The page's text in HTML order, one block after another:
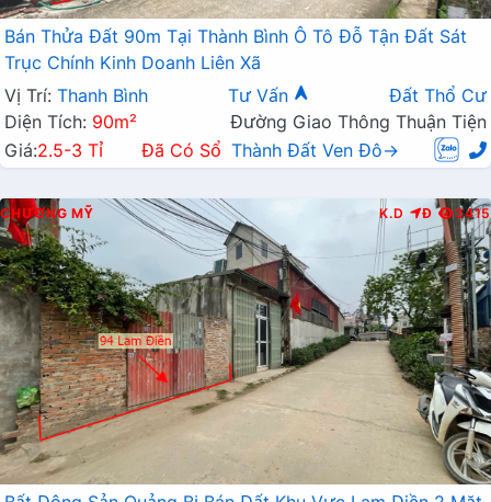
Bán Thửa Đất 90m Tại Thành Bình Ô Tô Đỗ Tận Đất Sát
Trục Chính Kinh Doanh Liên Xã
Vị Trí: Thanh Bình Tư Vấn
Đất Thổ Cư
Diện Tích: 90m²
Đường Giao Thông Thuận Tiện
Giá:2.5-3 Tỉ Đã Có Sổ Thành Đất Ven Đô→
CHƯƠNG MỸ K.D Đ 3415